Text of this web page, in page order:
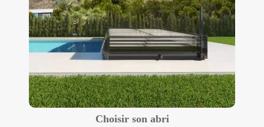
Choisir son abri